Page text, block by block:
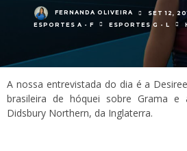
FERNANDA OLIVEIRA SET 12,
ESPORTES A - F
ESPORTES G - L
A nossa entrevistada do dia é a
brasileira de hóquei sobre Grama e
Didsbury Northern, da Inglaterra.